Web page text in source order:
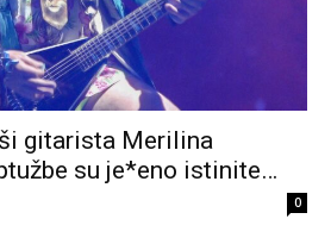
gitarista Merilina
su je*eno istinite…
0